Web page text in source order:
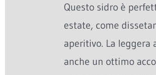
Questo sidro è
estate, come
aperitivo. La leggera
anche un ottimo